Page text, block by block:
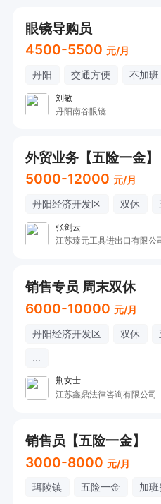
眼镜导购员
4500-5500 元/月
丹阳 交通方便 不加班
刘敏
丹阳南谷眼镜
外贸业务【五险一金】
5000-12000 元/月
丹阳经济开发区 双休
张剑云
江苏臻元工具进出口有限公
销售专员 周末双休
6000-10000 元/月
丹阳经济开发区 双休
...
荆女士
江苏鑫鼎法律咨询有限公司
销售员【五险一金】
3000-8000 元/月
珥陵镇 五险一金 加